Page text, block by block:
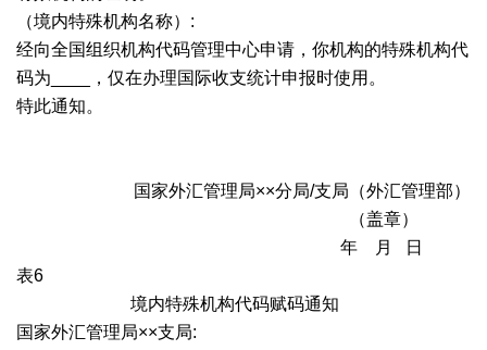
（境内特殊机构名称）:
经向全国组织机构代码管理中心申请，你机构的特殊机构代
码为____，仅在办理国际收支统计申报时使用。
特此通知。
国家外汇管理局××分局/支局（外汇管理部）
（盖章）
年 月 日
表6
境内特殊机构代码赋码通知
国家外汇管理局××支局: